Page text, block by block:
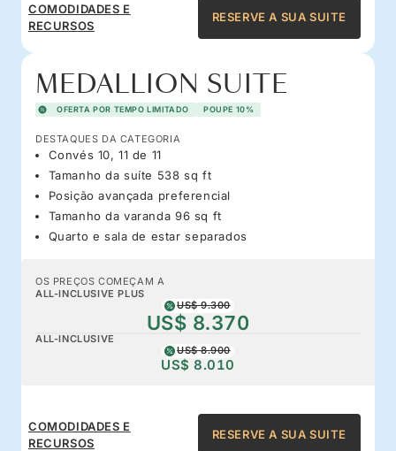
COMODIDADES E
RECURSOS
RESERVE A SUA SUITE
MEDALLION SUITE
OFERTA POR TEMPO LIMITADO POUPE 10%
DESTAQUES DA CATEGORIA
Convés 10, 11 de 11
Tamanho da suíte 538 sq ft
Posição avançada preferencial
Tamanho da varanda 96 sq ft
Quarto e sala de estar separados
OS PREÇOS COMEÇAM A
ALL-INCLUSIVE PLUS
US$ 9.300
US$ 8.370
ALL-INCLUSIVE
US$ 8.900
US$ 8.010
COMODIDADES E
RECURSOS
RESERVE A SUA SUITE